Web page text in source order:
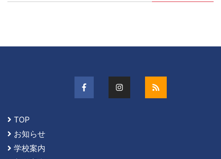
TOP
お知らせ
学校案内